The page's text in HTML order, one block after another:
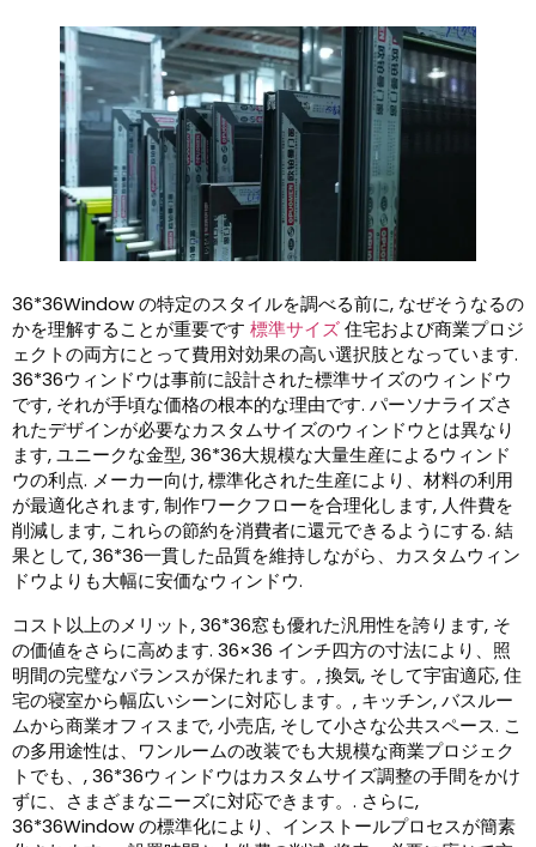
36*36Window の特定のスタイルを調べる前に, なぜそうなるの
かを理解することが重要です 標準サイズ住宅および商業プロジ
ェクトの両方にとって費用対効果の高い選択肢となっています.
36*36ウィンドウは事前に設計された標準サイズのウィンドウ
です, それが手頃な価格の根本的な理由です. パーソナライズさ
れたデザインが必要なカスタムサイズのウィンドウとは異なり
ます, ユニークな金型, 36*36大規模な大量生産によるウィンド
ウの利点. メーカー向け, 標準化された生産により、材料の利用
が最適化されます, 制作ワークフローを合理化します, 人件費を
削減します, これらの節約を消費者に還元できるようにする. 結
果として, 36*36一貫した品質を維持しながら、カスタムウィン
ドウよりも大幅に安価なウィンドウ.
コスト以上のメリット, 36*36窓も優れた汎用性を誇ります, そ
の価値をさらに高めます. 36×36 インチ四方の寸法により、照
明間の完璧なバランスが保たれます。, 換気, そして宇宙適応, 住
宅の寝室から幅広いシーンに対応します。, キッチン, バスルー
ムから商業オフィスまで, 小売店, そして小さな公共スペース. こ
の多用途性は、ワンルームの改装でも大規模な商業プロジェク
トでも、, 36*36ウィンドウはカスタムサイズ調整の手間をかけ
ずに、さまざまなニーズに対応できます。. さらに,
36*36Window の標準化により、インストールプロセスが簡素